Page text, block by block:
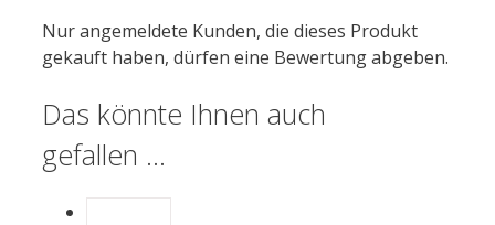
Nur angemeldete Kunden, die dieses Produkt
gekauft haben, dürfen eine Bewertung abgeben.
Das könnte Ihnen auch
gefallen …